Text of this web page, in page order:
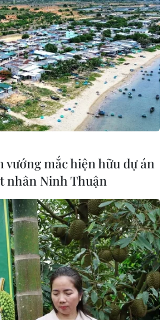
vướng mắc hiện hữu dự án
nhân Ninh Thuận